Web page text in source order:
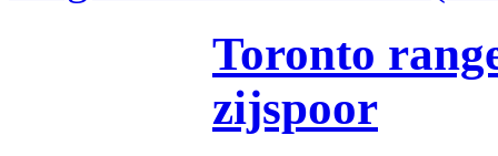
Toronto
zijspoor